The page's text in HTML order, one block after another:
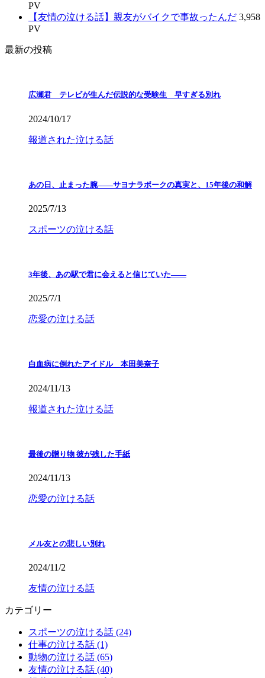
PV
【友情の泣ける話】親友がバイクで事故ったんだ 3,958
PV
最新の投稿
広瀬君 テレビが生んだ伝説的な受験生 早すぎる別れ
2024/10/17
報道された泣ける話
あの日、止まった腕――サヨナラボークの真実と、15年後の和解
2025/7/13
スポーツの泣ける話
3年後、あの駅で君に会えると信じていた——
2025/7/1
恋愛の泣ける話
白血病に倒れたアイドル 本田美奈子
2024/11/13
報道された泣ける話
最後の贈り物 彼が残した手紙
2024/11/13
恋愛の泣ける話
メル友との悲しい別れ
2024/11/2
友情の泣ける話
カテゴリー
スポーツの泣ける話 (24)
仕事の泣ける話 (1)
動物の泣ける話 (65)
友情の泣ける話 (40)